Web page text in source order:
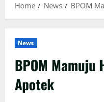
Home News BPOM
News
BPOM Mamuju
Apotek